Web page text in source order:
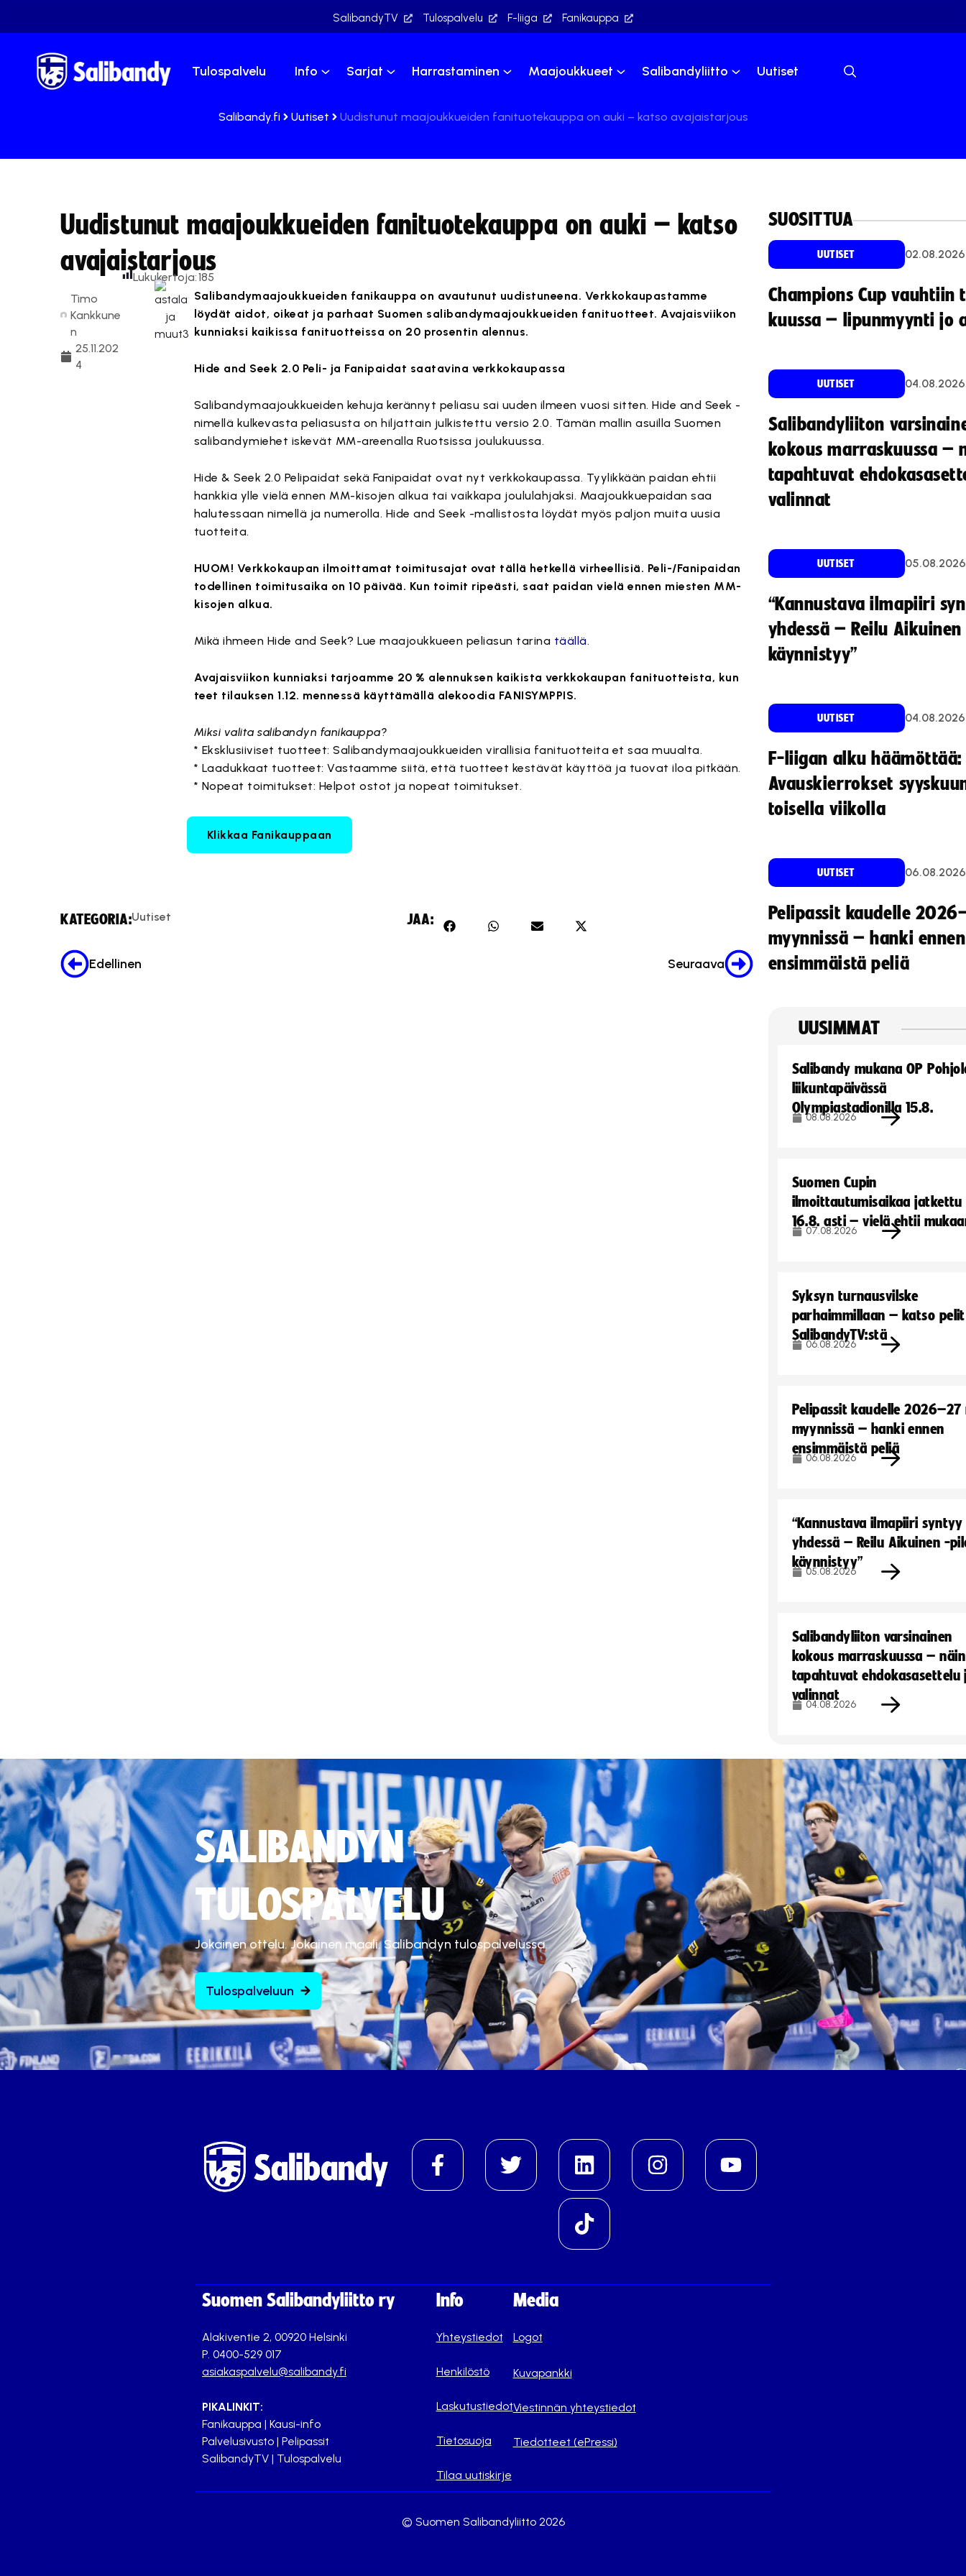
SalibandyTV Tulospalvelu F-liiga Fanikauppa
Tulospalvelu Info Sarjat Harrastaminen Maajoukkueet Salibandyliitto Uutiset
Salibandy.fi Uutiset Uudistunut maajoukkueiden fanituotekauppa on auki – katso avajaistarjous
Uudistunut maajoukkueiden fanituotekauppa on auki – katso
avajaistarjous
Timo
Kankkune
n
25.11.202
4
Lukukertoja:185
Salibandymaajoukkueiden fanikauppa on avautunut uudistuneena. Verkkokaupastamme
löydät aidot, oikeat ja parhaat Suomen salibandymaajoukkueiden fanituotteet. Avajaisviikon
kunniaksi kaikissa fanituotteissa on 20 prosentin alennus.
Hide and Seek 2.0 Peli- ja Fanipaidat saatavina verkkokaupassa
Salibandymaajoukkueiden kehuja kerännyt peliasu sai uuden ilmeen vuosi sitten. Hide and Seek -
nimellä kulkevasta peliasusta on hiljattain julkistettu versio 2.0. Tämän mallin asuilla Suomen
salibandymiehet iskevät MM-areenalla Ruotsissa joulukuussa.
Hide & Seek 2.0 Pelipaidat sekä Fanipaidat ovat nyt verkkokaupassa. Tyylikkään paidan ehtii
hankkia ylle vielä ennen MM-kisojen alkua tai vaikkapa joululahjaksi. Maajoukkuepaidan saa
halutessaan nimellä ja numerolla. Hide and Seek -mallistosta löydät myös paljon muita uusia
tuotteita.
HUOM! Verkkokaupan ilmoittamat toimitusajat ovat tällä hetkellä virheellisiä. Peli-/Fanipaidan
todellinen toimitusaika on 10 päivää. Kun toimit ripeästi, saat paidan vielä ennen miesten MM-
kisojen alkua.
Mikä ihmeen Hide and Seek? Lue maajoukkueen peliasun tarina täällä.
Avajaisviikon kunniaksi tarjoamme 20 % alennuksen kaikista verkkokaupan fanituotteista, kun
teet tilauksen 1.12. mennessä käyttämällä alekoodia FANISYMPPIS.
Miksi valita salibandyn fanikauppa?
* Eksklusiiviset tuotteet: Salibandymaajoukkueiden virallisia fanituotteita et saa muualta.
* Laadukkaat tuotteet: Vastaamme siitä, että tuotteet kestävät käyttöä ja tuovat iloa pitkään.
* Nopeat toimitukset: Helpot ostot ja nopeat toimitukset.
Klikkaa Fanikauppaan
KATEGORIA:Uutiset JAA:
Edellinen Seuraava
SUOSITTUA
UUTISET 02.08.2026
Champions Cup vauhtiin
kuussa – lipunmyynti jo
UUTISET 04.08.2026
Salibandyliiton
kokous marraskuussa –
tapahtuvat
valinnat
UUTISET 05.08.2026
“Kannustava ilmapiiri
yhdessä – Reilu
käynnistyy”
UUTISET 04.08.2026
F-liigan alku häämöttää:
Avauskierrokset
toisella viikolla
UUTISET 06.08.2026
Pelipassit kaudelle
myynnissä – hanki ennen
ensimmäistä peliä
UUSIMMAT
Salibandy mukana OP
liikuntapäivässä
Olympiastadionilla 15.8.
08.08.2026
Suomen Cupin
ilmoittautumisaikaa jatkettu
16.8. asti – vielä ehtii
07.08.2026
Syksyn turnausvilske
parhaimmillaan – katso pelit
SalibandyTV:stä
06.08.2026
Pelipassit kaudelle
myynnissä – hanki ennen
ensimmäistä peliä
06.08.2026
“Kannustava ilmapiiri syntyy
yhdessä – Reilu Aikuinen -
käynnistyy”
05.08.2026
Salibandyliiton varsinainen
kokous marraskuussa – näin
tapahtuvat ehdokasasettelu
valinnat
04.08.2026
SALIBANDYN
TULOSPALVELU
Jokainen ottelu. Jokainen maali. Salibandyn tulospalvelussa.
Tulospalveluun
Suomen Salibandyliitto ry
Alakiventie 2, 00920 Helsinki
P. 0400-529 017
asiakaspalvelu@salibandy.fi
PIKALINKIT:
Fanikauppa | Kausi-info
Palvelusivusto | Pelipassit
SalibandyTV | Tulospalvelu
Info
Yhteystiedot
Henkilöstö
Laskutustiedot
Tietosuoja
Tilaa uutiskirje
Media
Logot
Kuvapankki
Viestinnän yhteystiedot
Tiedotteet (ePressi)
© Suomen Salibandyliitto 2026